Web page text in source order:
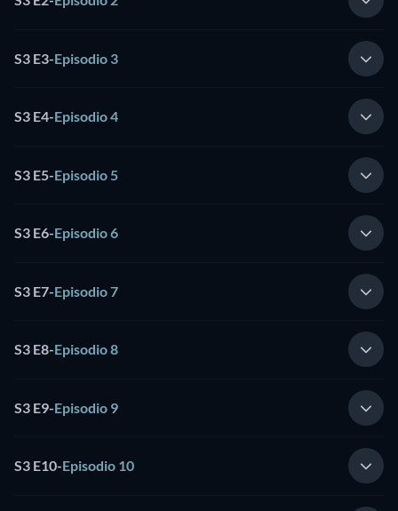
S3 E3-Episodio 3
S3 E4-Episodio 4
S3 E5-Episodio 5
S3 E6-Episodio 6
S3 E7-Episodio 7
S3 E8-Episodio 8
S3 E9-Episodio 9
S3 E10-Episodio 10